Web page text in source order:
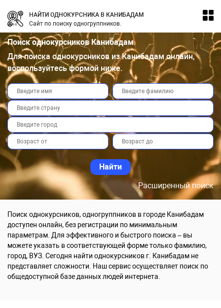
НАЙТИ ОДНОКУРСНИКА В КАНИБАДАМ
Сайт по поиску одногруппников.
Поиск однокурсников Канибадам
Для поиска однокурсников из Канибадам онлайн,
воспользуйтесь формой ниже.
Расширенный поиск
Поиск однокурсников, одногруппников в городе Канибадам
доступен онлайн, без регистрации по минимальным
параметрам. Для эффективного и быстрого поиска – вы
можете указать в соответствующей форме только фамилию,
город, ВУЗ. Сегодня найти однокурсников г. Канибадам не
представляет сложности. Наш сервис осуществляет поиск по
общедоступной базе данных людей интернета.